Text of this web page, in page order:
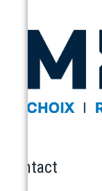
Contact